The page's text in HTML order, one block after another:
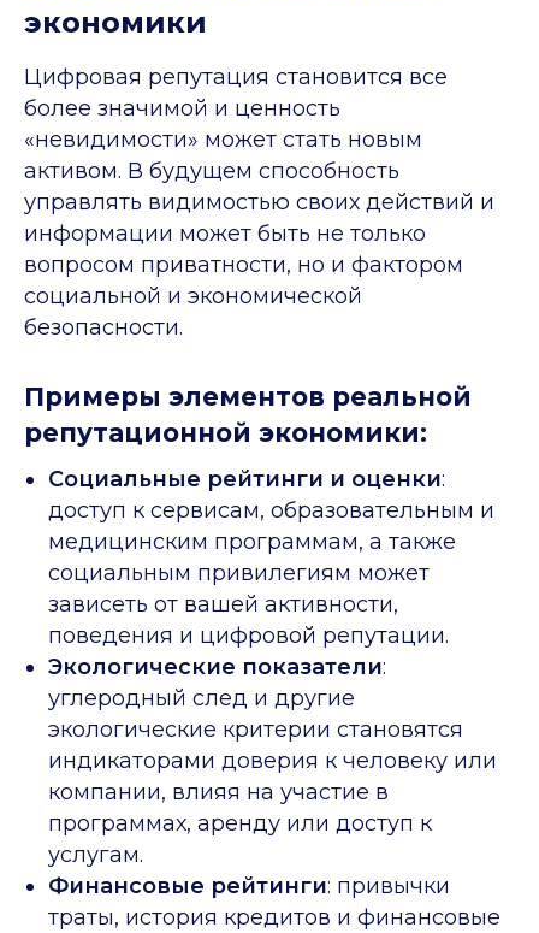
экономики
Цифровая репутация становится все
более значимой и ценность
«невидимости» может стать новым
активом. В будущем способность
управлять видимостью своих действий и
информации может быть не только
вопросом приватности, но и фактором
социальной и экономической
безопасности.
Примеры элементов реальной
репутационной экономики:
Социальные рейтинги и оценки:
доступ к сервисам, образовательным и
медицинским программам, а также
социальным привилегиям может
зависеть от вашей активности,
поведения и цифровой репутации.
Экологические показатели:
углеродный след и другие
экологические критерии становятся
индикаторами доверия к человеку или
компании, влияя на участие в
программах, аренду или доступ к
услугам.
Финансовые рейтинги: привычки
траты, история кредитов и финансовые